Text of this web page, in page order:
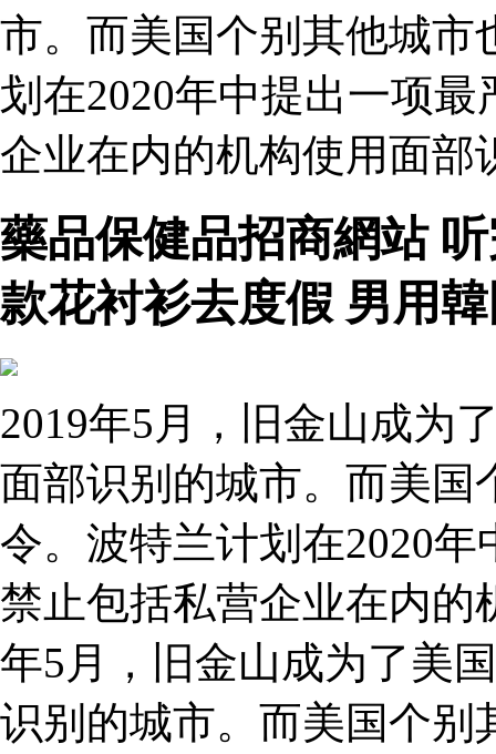
市。而美国个别其他城市
划在2020年中提出一项
企业在内的机构使用面部
藥品保健品招商網站
款花衬衫去度假 男用
2019年5月，旧金山成为
面部识别的城市。而美国
令。波特兰计划在2020
禁止包括私营企业在内的
年5月，旧金山成为了美
识别的城市。而美国个别